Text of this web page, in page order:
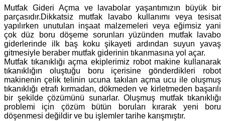
Mutfak Gideri Açma ve lavabolar yaşantımızın büyük bir
parçasıdır.Dikkatsiz mutfak lavabo kullanımı veya tesisat
yapılırken unutulan inşaat malzemeleri veya eğimsiz yani
çok düz boru döşeme sorunları yüzünden mutfak lavabo
giderlerinde ilk baş koku şikayeti ardından suyun yavaş
gitmesiyle beraber mutfak giderinin tıkanmasına yol açar.
Mutfak tıkanıklığı açma ekiplerimiz robot makine kullanarak
tıkanıklığın oluştuğu boru içerisine gönderdikleri robot
makinenin çelik telinin ucuna takılan açma ucu ile oluşmuş
tıkanıklığı etrafı kırmadan, dökmeden ve kirletmeden başarılı
bir şekilde çözümünü sunarlar. Oluşmuş mutfak tıkanıklığı
problemi için çözüm bütün boruları kırarak yeni boru
döşenmesi değildir ve bu işlemler tarihe karışmıştır.